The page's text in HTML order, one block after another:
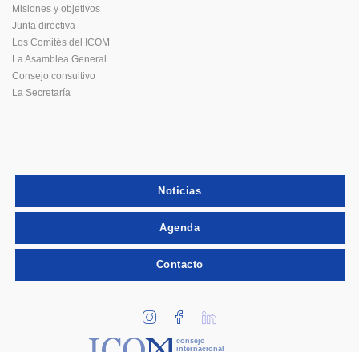
Misiones y objetivos
Junta directiva
Los Comités del ICOM
La Asamblea General
Consejo consultivo
La Secretaría
Noticias
Agenda
Contacto
consejo
internacional